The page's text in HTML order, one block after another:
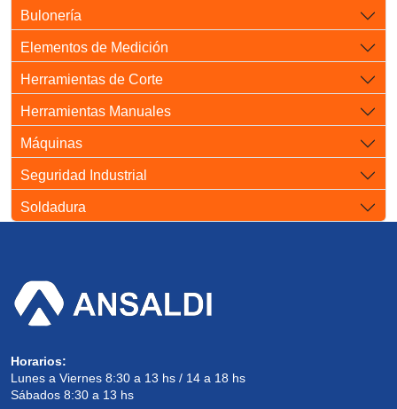
Bulonería
Elementos de Medición
Herramientas de Corte
Herramientas Manuales
Máquinas
Seguridad Industrial
Soldadura
Horarios:
Lunes a Viernes 8:30 a 13 hs / 14 a 18 hs
Sábados 8:30 a 13 hs